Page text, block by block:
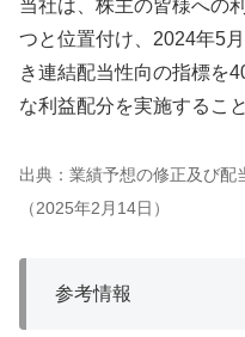
当社は、株主の皆様への
つと位置付け、2024年5
き連結配当性向の指標を
な利益配分を実施するこ
出典：業績予想の修正及び
（2025年2月14日）
参考情報